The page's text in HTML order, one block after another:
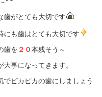
歯がとても大切です
にも歯はとても大切です
歯を ２０本残そう～
事になってきます。
でピカピカの歯にしましょう